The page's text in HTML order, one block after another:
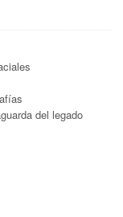
del legado